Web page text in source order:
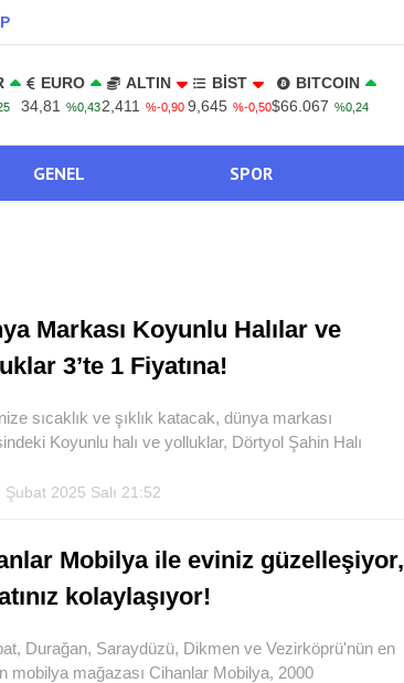
EURO
34,81
%0,43
ALTIN
2,411
%-0,90
BİST
9,645 %-0,50
BITCOIN
$66.067 %0,24
GENEL SPOR
Markası Koyunlu Halılar ve
3’te 1 Fiyatına!
sıcaklık ve şıklık katacak, dünya markası
Koyunlu halı ve yolluklar, Dörtyol Şahin Halı
2025 Salı 21:52
Mobilya ile eviniz güzelleşiyor,
kolaylaşıyor!
Durağan, Saraydüzü, Dikmen ve Vezirköprü'nün en
mobilya mağazası Cihanlar Mobilya, 2000